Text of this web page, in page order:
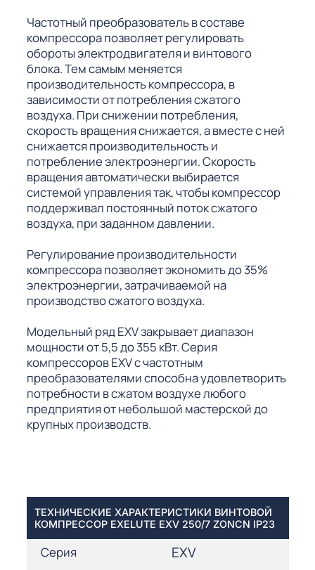
Частотный преобразователь в составе
компрессора позволяет регулировать
обороты электродвигателя и винтового
блока. Тем самым меняется
производительность компрессора, в
зависимости от потребления сжатого
воздуха. При снижении потребления,
скорость вращения снижается, а вместе с ней
снижается производительность и
потребление электроэнергии. Скорость
вращения автоматически выбирается
системой управления так, чтобы компрессор
поддерживал постоянный поток сжатого
воздуха, при заданном давлении.
Регулирование производительности
компрессора позволяет экономить до 35%
электроэнергии, затрачиваемой на
производство сжатого воздуха.
Модельный ряд EXV закрывает диапазон
мощности от 5,5 до 355 кВт. Серия
компрессоров EXV с частотным
преобразователями способна удовлетворить
потребности в сжатом воздухе любого
предприятия от небольшой мастерской до
крупных производств.
ТЕХНИЧЕСКИЕ ХАРАКТЕРИСТИКИ ВИНТОВОЙ
КОМПРЕССОР EXELUTE EXV 250/7 ZONCN IP23
Серия EXV